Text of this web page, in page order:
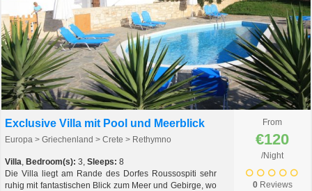
Exclusive Villa mit Pool und Meerblick
Europa > Griechenland > Crete > Rethymno
Villa, Bedroom(s): 3, Sleeps: 8
Die Villa liegt am Rande des Dorfes Roussospiti sehr
ruhig mit fantastischen Blick zum Meer und Gebirge, wo
From
€120
/Night
0Reviews